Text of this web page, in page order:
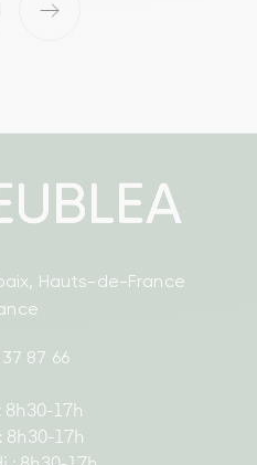
›
Hauts-de-France
87 66
8h30-17h
8h30-17h